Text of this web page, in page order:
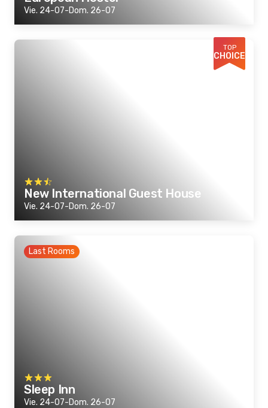
Vie. 24-07-Dom. 26-07
TOP
CHOICE
New International Guest House
Vie. 24-07-Dom. 26-07
Last Rooms
Sleep Inn
Vie. 24-07-Dom. 26-07